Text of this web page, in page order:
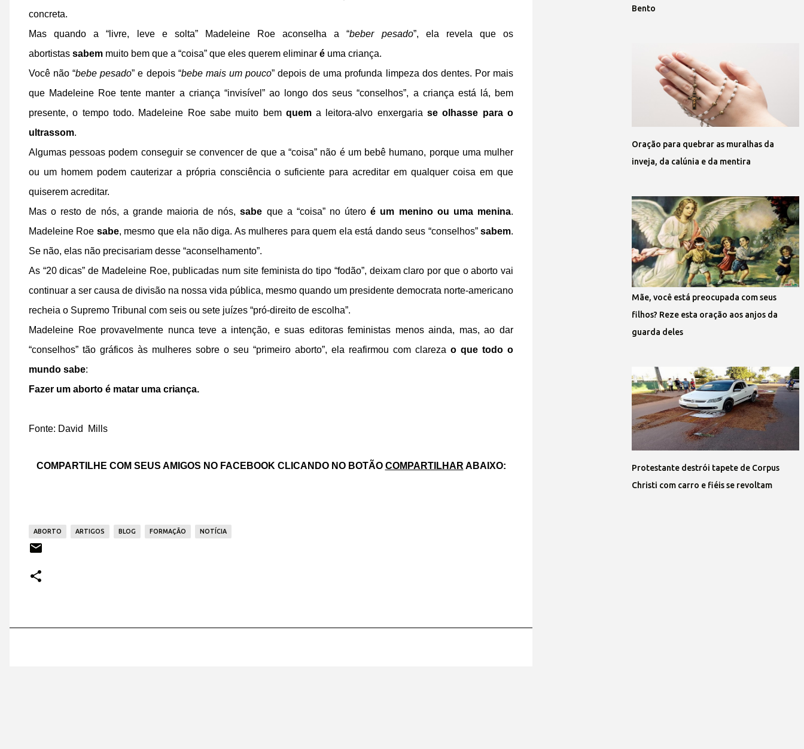
concreta.
Mas quando a “livre, leve e solta” Madeleine Roe aconselha a “beber pesado”, ela revela que os
abortistas sabem muito bem que a “coisa” que eles querem eliminar é uma criança.
Você não “bebe pesado” e depois “bebe mais um pouco” depois de uma profunda limpeza dos dentes. Por mais
que Madeleine Roe tente manter a criança “invisível” ao longo dos seus “conselhos”, a criança está lá, bem
presente, o tempo todo. Madeleine Roe sabe muito bem quema leitora-alvo enxergariase olhasse para o
ultrassom.
Algumas pessoas podem conseguir se convencer de que a “coisa” não é um bebê humano, porque uma mulher
ou um homem podem cauterizar a própria consciência o suficiente para acreditar em qualquer coisa em que
quiserem acreditar.
Mas o resto de nós, a grande maioria de nós,sabe que a “coisa” no úteroé um menino ou uma menina.
Madeleine Roe sabe, mesmo que ela não diga. As mulheres para quem ela está dando seus “conselhos”sabem.
Se não, elas não precisariam desse “aconselhamento”.
As “20 dicas” de Madeleine Roe, publicadas num site feminista do tipo “fodão”, deixam claro por que o aborto vai
continuar a ser causa de divisão na nossa vida pública, mesmo quando um presidente democrata norte-americano
recheia o Supremo Tribunal com seis ou sete juízes “pró-direito de escolha”.
Madeleine Roe provavelmente nunca teve a intenção, e suas editoras feministas menos ainda, mas, ao dar
“conselhos” tão gráficos às mulheres sobre o seu “primeiro aborto”, ela reafirmou com clareza o que todo o
mundo sabe:
Fazer um aborto é matar uma criança.
Fonte: David Mills
COMPARTILHE COM SEUS AMIGOS NO FACEBOOK CLICANDO NO BOTÃO COMPARTILHAR ABAIXO:
ABORTO ARTIGOS BLOG FORMAÇÃO NOTÍCIA
Bento
Oração para quebrar as muralhas da
inveja, da calúnia e da mentira
Mãe, você está preocupada com seus
filhos? Reze esta oração aos anjos da
guarda deles
Protestante destrói tapete de Corpus
Christi com carro e fiéis se revoltam